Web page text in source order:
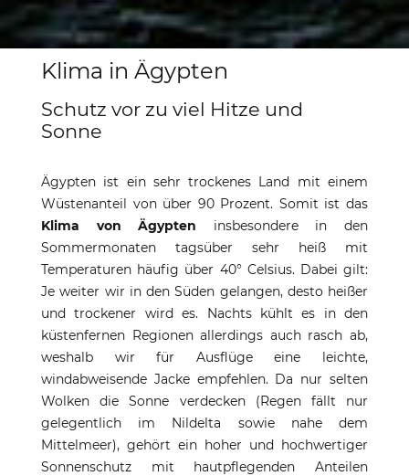
Wettervorhersage
und Klima in Ägypten
Beste Reisezeit für eine Nilkreuzfahrt
Klima in Ägypten
Schutz vor zu viel Hitze und
Sonne
Ägypten ist ein sehr trockenes Land mit einem
Wüstenanteil von über 90 Prozent. Somit ist das
Klima von Ägypten insbesondere in den
Sommermonaten tagsüber sehr heiß mit
Temperaturen häufig über 40° Celsius. Dabei gilt:
Je weiter wir in den Süden gelangen, desto heißer
und trockener wird es. Nachts kühlt es in den
küstenfernen Regionen allerdings auch rasch ab,
weshalb wir für Ausflüge eine leichte,
windabweisende Jacke empfehlen. Da nur selten
Wolken die Sonne verdecken (Regen fällt nur
gelegentlich im Nildelta sowie nahe dem
Mittelmeer), gehört ein hoher und hochwertiger
Sonnenschutz mit hautpflegenden Anteilen